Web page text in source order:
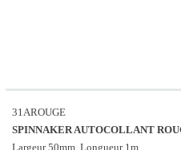
31AROUGE
SPINNAKER AUTOCOLLANT
Largeur 50mm, Longueur 1m